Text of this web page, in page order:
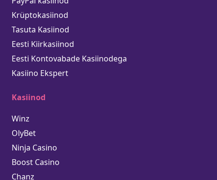
Krüptokasiinod
Tasuta Kasiinod
Eesti Kiirkasiinod
Eesti Kontovabade Kasiinodega
Kasiino Ekspert
Kasiinod
Winz
OlyBet
Ninja Casino
Boost Casino
Chanz